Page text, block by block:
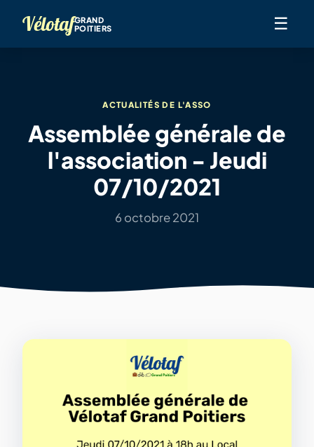
VélotafGRAND
POITIERS
☰
ACTUALITÉS DE L'ASSO
Assemblée générale de
l'association - Jeudi
07/10/2021
6 octobre 2021